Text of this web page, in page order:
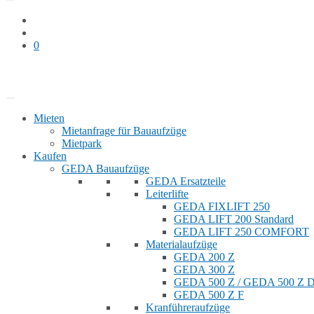
0
Mieten
Mietanfrage für Bauaufzüge
Mietpark
Kaufen
GEDA Bauaufzüge
GEDA Ersatzteile
Leiterlifte
GEDA FIXLIFT 250
GEDA LIFT 200 Standard
GEDA LIFT 250 COMFORT
Materialaufzüge
GEDA 200 Z
GEDA 300 Z
GEDA 500 Z / GEDA 500 Z
GEDA 500 Z F
Kranführeraufzüge